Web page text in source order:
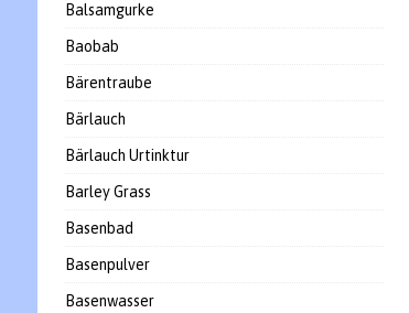
Balsamgurke
Baobab
Bärentraube
Bärlauch
Bärlauch Urtinktur
Barley Grass
Basenbad
Basenpulver
Basenwasser